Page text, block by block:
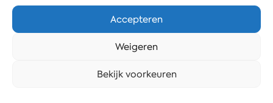
Accepteren
Weigeren
Bekijk voorkeuren
Stuur ons een bericht